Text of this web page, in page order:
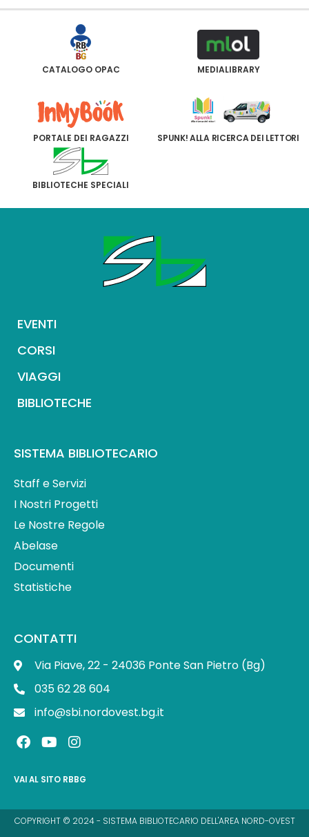
CATALOGO OPAC MEDIALIBRARY
PORTALE DEI RAGAZZI SPUNK! ALLA RICERCA DEI LETTORI
BIBLIOTECHE SPECIALI
EVENTI
CORSI
VIAGGI
BIBLIOTECHE
SISTEMA BIBLIOTECARIO
Staff e Servizi
I Nostri Progetti
Le Nostre Regole
Abelase
Documenti
Statistiche
CONTATTI
Via Piave, 22 - 24036 Ponte San Pietro (Bg)
035 62 28 604
info@sbi.nordovest.bg.it
F
a
e
o
o
Y
o
t
b
e
I
n
t
g
r
VAI AL SITO RBBG
COPYRIGHT © 2024 - SISTEMA BIBLIOTECARIO DELL'AREA NORD-OVEST